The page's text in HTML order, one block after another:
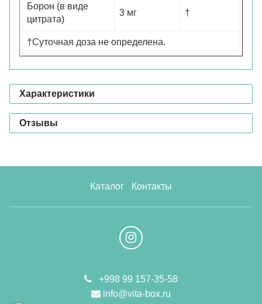
Борон (в виде
цитрата)
3 мг †
†Суточная доза не определена.
Характеристики
Отзывы
Каталог Контакты
+998 99 157-35-58
info@vita-box.ru